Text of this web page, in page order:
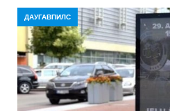
ДАУГАВПИЛС